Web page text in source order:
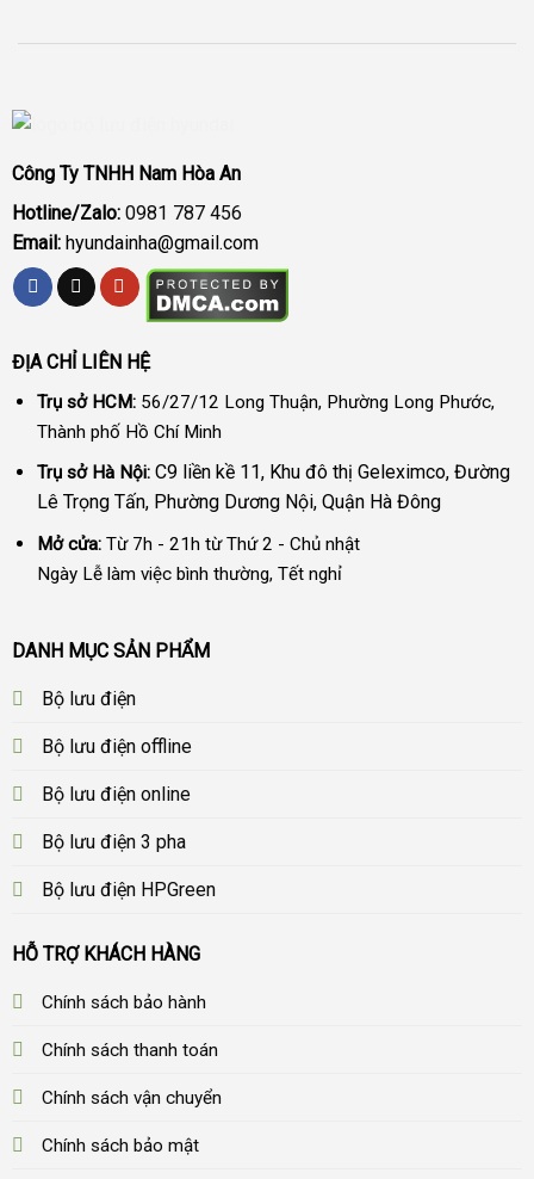
Công Ty TNHH Nam Hòa An
Hotline/Zalo: 0981 787 456
Email:hyundainha@gmail.com
ĐỊA CHỈ LIÊN HỆ
Trụ sở HCM:56/27/12 Long Thuận, Phường Long Phước,
Thành phố Hồ Chí Minh
Trụ sở Hà Nội: C9 liền kề 11, Khu đô thị Geleximco, Đường
Lê Trọng Tấn, Phường Dương Nội, Quận Hà Đông
Mở cửa:Từ 7h - 21h từ Thứ 2 - Chủ nhật
Ngày Lễ làm việc bình thường, Tết nghỉ
DANH MỤC SẢN PHẨM
Bộ lưu điện
Bộ lưu điện offline
Bộ lưu điện online
Bộ lưu điện 3 pha
Bộ lưu điện HPGreen
HỖ TRỢ KHÁCH HÀNG
Chính sách bảo hành
Chính sách thanh toán
Chính sách vận chuyển
Chính sách bảo mật